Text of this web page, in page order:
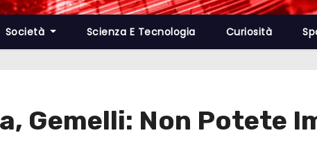
Società Scienza E Tecnologia Curiosità
Gemelli: Non Potete